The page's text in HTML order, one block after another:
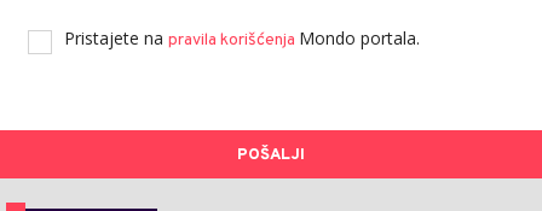
Pristajete na pravila korišćenja Mondo portala.
POŠALJI